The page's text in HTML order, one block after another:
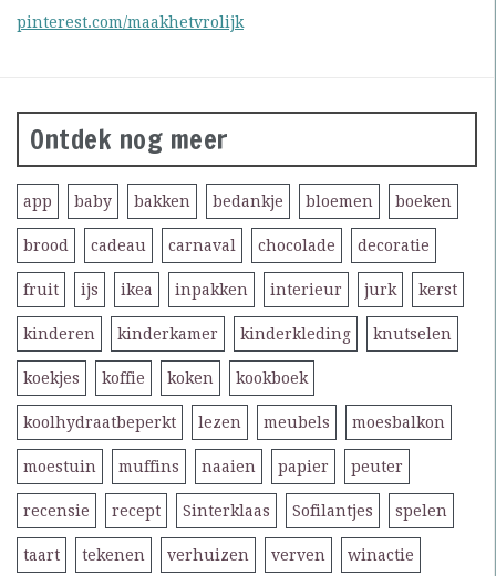
pinterest.com/maakhetvrolijk
Ontdek nog meer
app baby bakken bedankje bloemen boeken
brood cadeau carnaval chocolade decoratie
fruit ijs ikea inpakken interieur jurk kerst
kinderen kinderkamer kinderkleding knutselen
koekjes koffie koken kookboek
koolhydraatbeperkt lezen meubels moesbalkon
moestuin muffins naaien papier peuter
recensie recept Sinterklaas Sofilantjes spelen
taart tekenen verhuizen verven winactie